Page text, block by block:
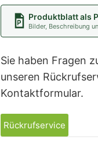
Produktblatt als
Bilder, Beschreibung
Sie haben Fragen
unseren
Kontaktformular.
Rückrufservice